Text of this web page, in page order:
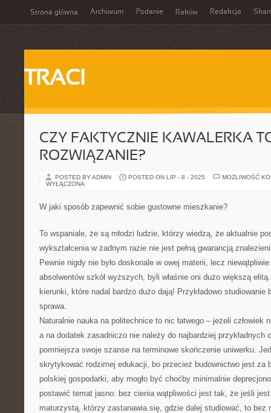
Strona główna Archiwum Podanie Raków Redakcja
TRACI
CZY FAKTYCZNIE KAWALERKA
ROZWIĄZANIE?
POSTED BY ADMIN POSTED ON LIP - 8 - 2025
MOŻLIWOŚĆ
WYŁĄCZONA
W jaki sposób zapewnić sobie gustowne mieszkanie?
To wspaniale, że są młodzi ludzie, którzy wiedzą, że aktualnie
wykształcenia w żadnym razie nie jest pełną gwarancją
Pewnie nigdy nie było doskonale w owej materii, lecz
absolwentów szkół wyższych, byli właśnie oni dużo większą
kierunki, które nadal bardzo dużo dają! Przykładowo studiowanie
sprawa.
Naturalnie nauka na politechnice to nic łatwego – jeżeli człowiek
a na dodatek zasadniczo nie należy do najbardziej przykładnych
pomniejsza swoje szanse na terminowe skończenie uniwerku.
skrytykować rodzimej edukacji, bo przecież budownictwo jest za
polskiej gospodarki, aby mogło być choćby minimalnie
postawić temat jasno: bez cienia wątpliwości jest tak, że jeśli
maturzystą, którzy zastanawia się, gdzie dalej studiować, to bez